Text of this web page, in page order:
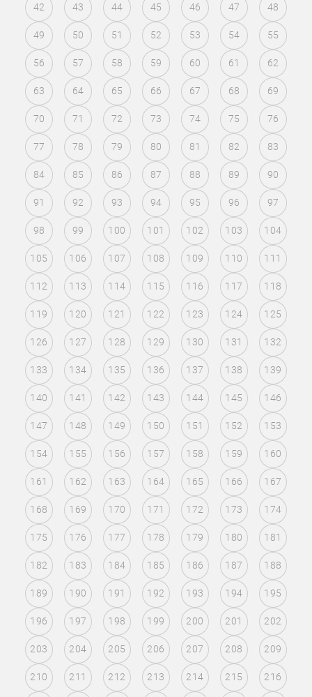
42 43 44 45 46 47 48
49 50 51 52 53 54 55
56 57 58 59 60 61 62
63 64 65 66 67 68 69
70 71 72 73 74 75 76
77 78 79 80 81 82 83
84 85 86 87 88 89 90
91 92 93 94 95 96 97
98 99 100 101 102 103 104
105 106 107 108 109 110 111
112 113 114 115 116 117 118
119 120 121 122 123 124 125
126 127 128 129 130 131 132
133 134 135 136 137 138 139
140 141 142 143 144 145 146
147 148 149 150 151 152 153
154 155 156 157 158 159 160
161 162 163 164 165 166 167
168 169 170 171 172 173 174
175 176 177 178 179 180 181
182 183 184 185 186 187 188
189 190 191 192 193 194 195
196 197 198 199 200 201 202
203 204 205 206 207 208 209
210 211 212 213 214 215 216